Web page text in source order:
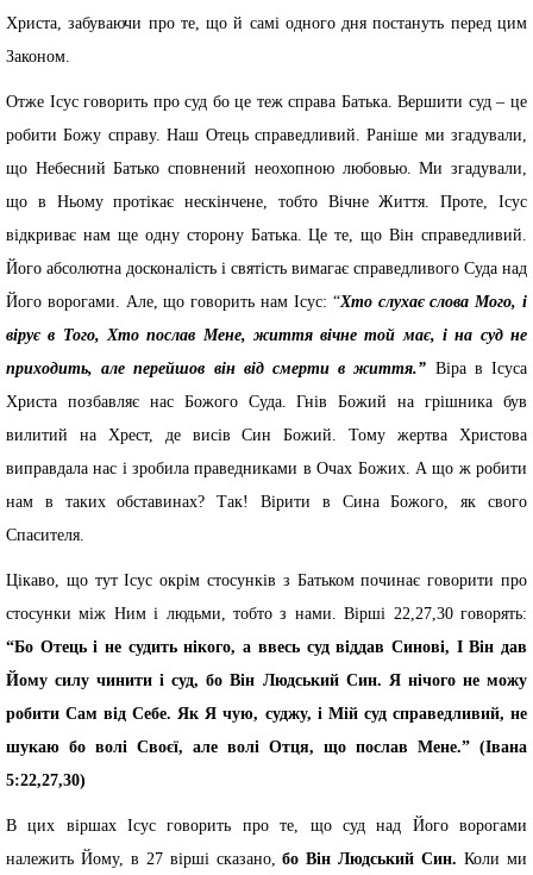
Христа, забуваючи про те, що й самі одного дня постануть перед цим
Законом.
Отже Ісус говорить про суд бо це теж справа Батька. Вершити суд – це
робити Божу справу. Наш Отець справедливий. Раніше ми згадували,
що Небесний Батько сповнений неохопною любовью. Ми згадували,
що в Ньому протікає нескінчене, тобто Вічне Життя. Проте, Ісус
відкриває нам ще одну сторону Батька. Це те, що Він справедливий.
Його абсолютна досконалість і святість вимагає справедливого Суда над
Його ворогами. Але, що говорить нам Ісус: “Хто слухає слова Мого, і
вірує в Того, Хто послав Мене, життя вічне той має, і на суд не
приходить, але перейшов він від смерти в життя.” Віра в Ісуса
Христа позбавляє нас Божого Суда. Гнів Божий на грішника був
вилитий на Хрест, де висів Син Божий. Тому жертва Христова
виправдала нас і зробила праведниками в Очах Божих. А що ж робити
нам в таких обставинах? Так! Вірити в Сина Божого, як свого
Спасителя.
Цікаво, що тут Ісус окрім стосунків з Батьком починає говорити про
стосунки між Ним і людьми, тобто з нами. Вірші 22,27,30 говорять:
“Бо Отець і не судить нікого, а ввесь суд віддав Синові, І Він дав
Йому силу чинити і суд, бо Він Людський Син. Я нічого не можу
робити Сам від Себе. Як Я чую, суджу, і Мій суд справедливий, не
шукаю бо волі Своєї, але волі Отця, що послав Мене.” (Івана
5:22,27,30)
В цих віршах Ісус говорить про те, що суд над Його ворогами
належить Йому, в 27 вірші сказано,бо Він Людський Син. Коли ми